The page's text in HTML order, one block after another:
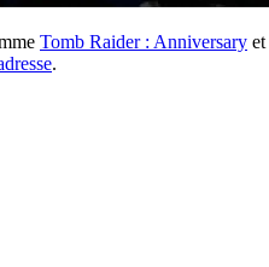
Tomb Raider : Anniversary et
.